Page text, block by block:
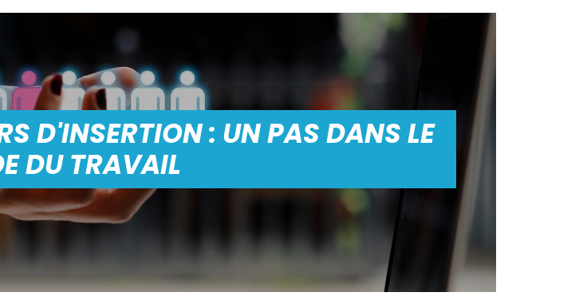
D'INSERTION : UN PAS DANS LE
DU TRAVAIL